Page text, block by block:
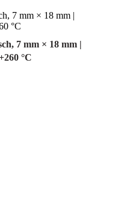
7 mm × 18 mm |
°C